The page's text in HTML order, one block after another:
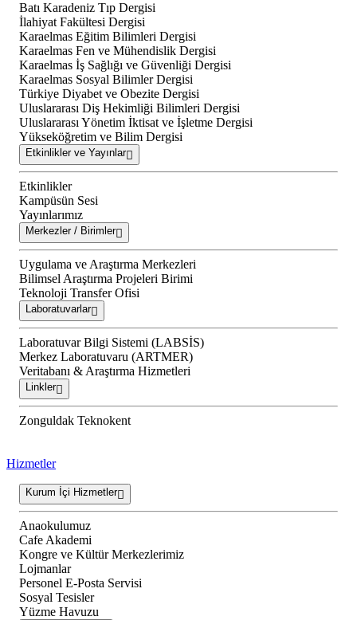
Batı Karadeniz Tıp Dergisi
İlahiyat Fakültesi Dergisi
Karaelmas Eğitim Bilimleri Dergisi
Karaelmas Fen ve Mühendislik Dergisi
Karaelmas İş Sağlığı ve Güvenliği Dergisi
Karaelmas Sosyal Bilimler Dergisi
Türkiye Diyabet ve Obezite Dergisi
Uluslararası Diş Hekimliği Bilimleri Dergisi
Uluslararası Yönetim İktisat ve İşletme Dergisi
Yükseköğretim ve Bilim Dergisi
Etkinlikler ve Yayınlar
Etkinlikler
Kampüsün Sesi
Yayınlarımız
Merkezler / Birimler
Uygulama ve Araştırma Merkezleri
Bilimsel Araştırma Projeleri Birimi
Teknoloji Transfer Ofisi
Laboratuvarlar
Laboratuvar Bilgi Sistemi (LABSİS)
Merkez Laboratuvaru (ARTMER)
Veritabanı & Araştırma Hizmetleri
Linkler
Zonguldak Teknokent
Hizmetler
Kurum İçi Hizmetler
Anaokulumuz
Cafe Akademi
Kongre ve Kültür Merkezlerimiz
Lojmanlar
Personel E-Posta Servisi
Sosyal Tesisler
Yüzme Havuzu